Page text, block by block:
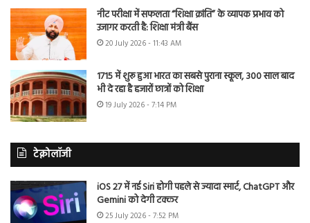
नीट परीक्षा में सफलता “शिक्षा क्रांति” के व्यापक प्रभाव को
उजागर करती है: शिक्षा मंत्री बैंस
20 July 2026 - 11:43 AM
1715 में शुरू हुआ भारत का सबसे पुराना स्कूल, 300 साल बाद
भी दे रहा है हजारों छात्रों को शिक्षा
19 July 2026 - 7:14 PM
टेक्नोलॉजी
iOS 27 में नई Siri होगी पहले से ज्यादा स्मार्ट, ChatGPT और
Gemini को देगी टक्कर
25 July 2026 - 7:52 PM